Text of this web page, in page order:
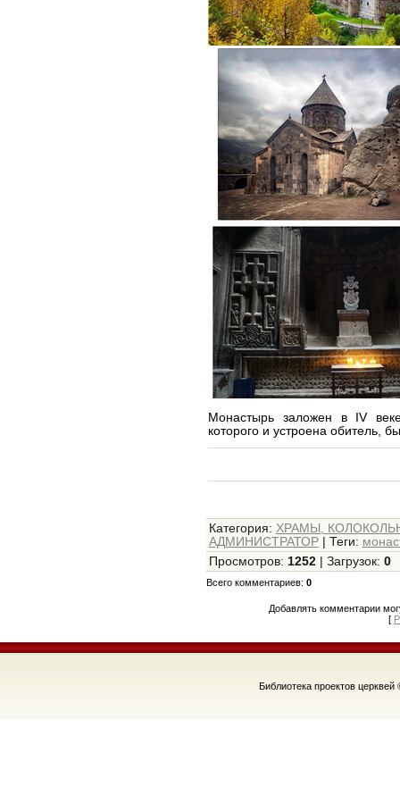
Монастырь заложен в IV
которого и устроена обитель,
Категория: ХРАМЫ,
АДМИНИСТРАТОР| Теги:
Просмотров: 1252| Загрузок: 0
Всего комментариев: 0
Добавлять комментарии
[
Библиотека проектов церквей